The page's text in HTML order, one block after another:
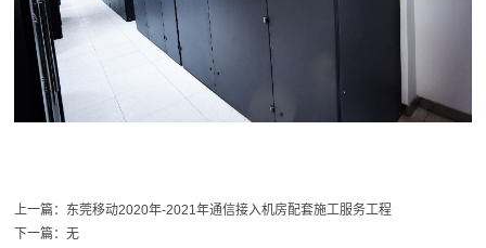
上一篇： 东莞移动2020年-2021年通信接入机房配套施工服务工程
下一篇：无